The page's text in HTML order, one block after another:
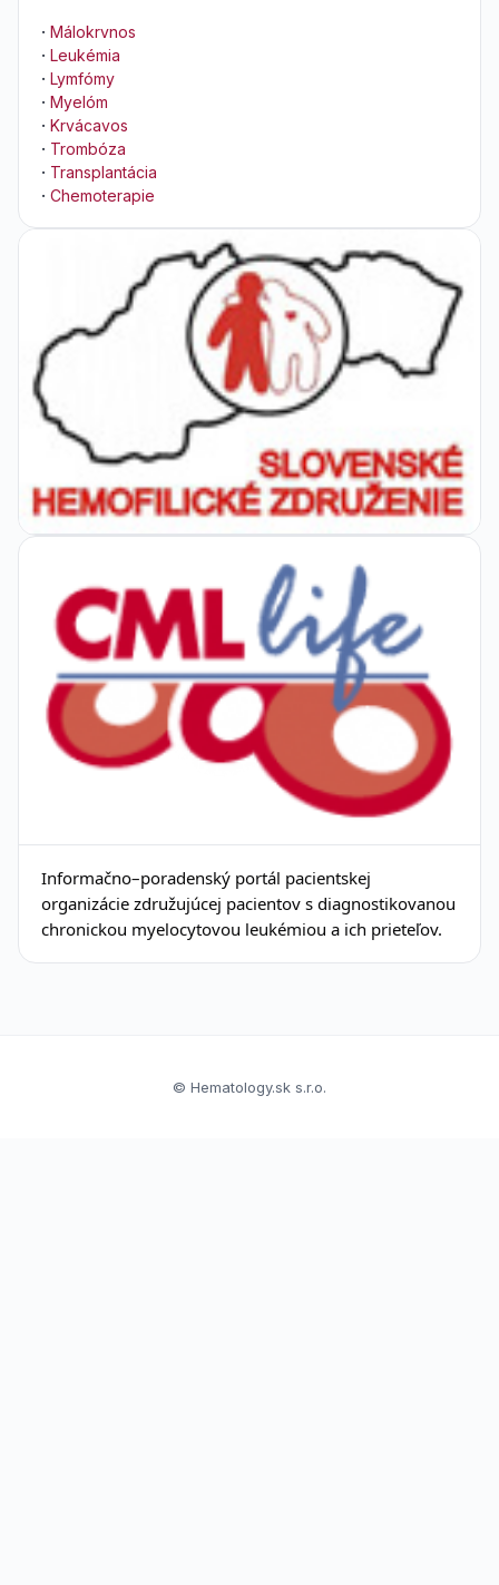
· Málokrvnos
· Leukémia
· Lymfómy
· Myelóm
· Krvácavos
· Trombóza
· Transplantácia
· Chemoterapie
Informačno–poradenský portál pacientskej
organizácie združujúcej pacientov s diagnostikovanou
chronickou myelocytovou leukémiou a ich prieteľov.
© Hematology.sk s.r.o.